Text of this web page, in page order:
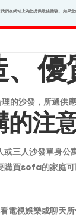
在網站上為您提供最佳體驗。 如果您
、
沙發，所選供
注
三人沙發單
買sofa的家庭可
視娛樂或聊